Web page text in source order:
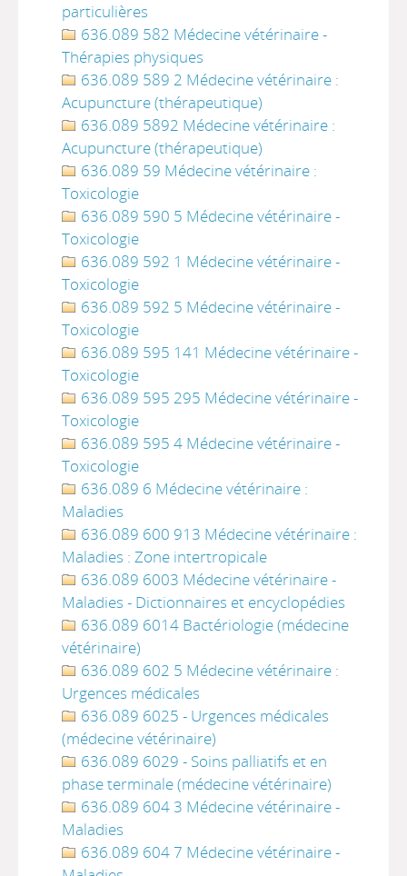
particulières
636.089 582 Médecine vétérinaire -
Thérapies physiques
636.089 589 2 Médecine vétérinaire :
Acupuncture (thérapeutique)
636.089 5892 Médecine vétérinaire :
Acupuncture (thérapeutique)
636.089 59 Médecine vétérinaire :
Toxicologie
636.089 590 5 Médecine vétérinaire -
Toxicologie
636.089 592 1 Médecine vétérinaire -
Toxicologie
636.089 592 5 Médecine vétérinaire -
Toxicologie
636.089 595 141 Médecine vétérinaire -
Toxicologie
636.089 595 295 Médecine vétérinaire -
Toxicologie
636.089 595 4 Médecine vétérinaire -
Toxicologie
636.089 6 Médecine vétérinaire :
Maladies
636.089 600 913 Médecine vétérinaire :
Maladies : Zone intertropicale
636.089 6003 Médecine vétérinaire -
Maladies - Dictionnaires et encyclopédies
636.089 6014 Bactériologie (médecine
vétérinaire)
636.089 602 5 Médecine vétérinaire :
Urgences médicales
636.089 6025 - Urgences médicales
(médecine vétérinaire)
636.089 6029 - Soins palliatifs et en
phase terminale (médecine vétérinaire)
636.089 604 3 Médecine vétérinaire -
Maladies
636.089 604 7 Médecine vétérinaire -